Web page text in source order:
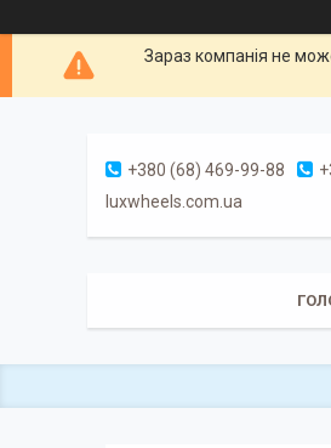
Зараз компанія не
+380 (68) 469-99-88
luxwheels.com.ua